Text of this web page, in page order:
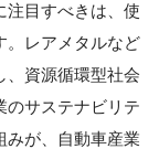
注目すべきは、使
。レアメタルなど
、資源循環型社会
のサステナビリテ
みが、自動車産業